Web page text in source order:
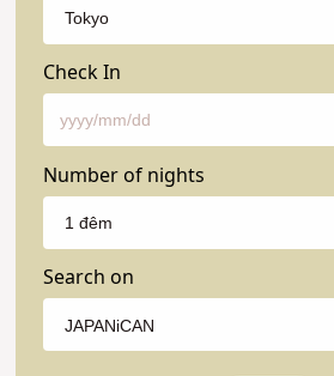
Check In
Number of nights
Search on